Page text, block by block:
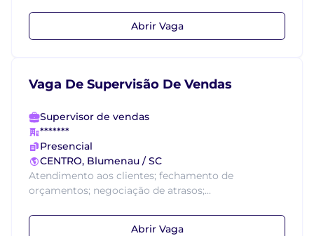
Abrir Vaga
Vaga De Supervisão De Vendas
Supervisor de vendas
*******
Presencial
CENTRO, Blumenau / SC
Atendimento aos clientes; fechamento de
orçamentos; negociação de atrasos;...
Abrir Vaga